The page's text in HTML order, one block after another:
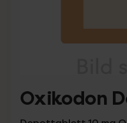
Oxikodon